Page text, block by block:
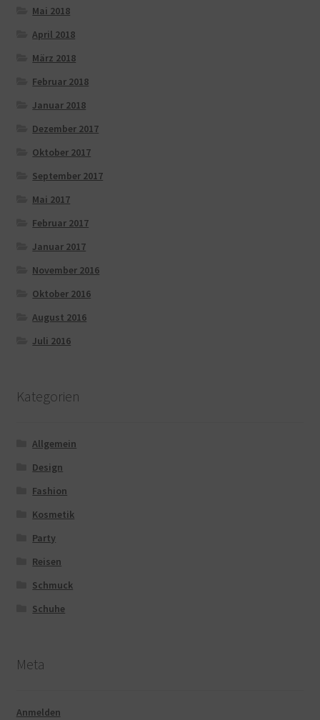
Mai 2018
April 2018
März 2018
Februar 2018
Januar 2018
Dezember 2017
Oktober 2017
September 2017
Mai 2017
Februar 2017
Januar 2017
November 2016
Oktober 2016
August 2016
Juli 2016
Kategorien
Allgemein
Design
Fashion
Kosmetik
Party
Reisen
Schmuck
Schuhe
Meta
Anmelden